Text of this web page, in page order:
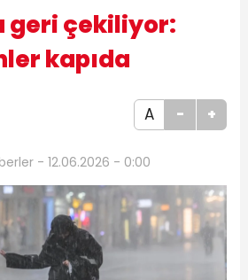
geri çekiliyor:
kapıda
A - +
- 12.06.2026 - 0:00